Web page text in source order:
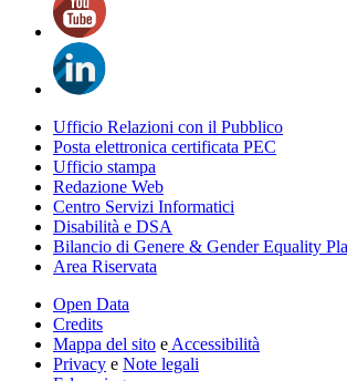
Ufficio Relazioni con il Pubblico
Posta elettronica certificata PEC
Ufficio stampa
Redazione Web
Centro Servizi Informatici
Disabilità e DSA
Bilancio di Genere & Gender Equality
Area Riservata
Open Data
Credits
Mappa del sito e Accessibilità
Privacy e Note legali